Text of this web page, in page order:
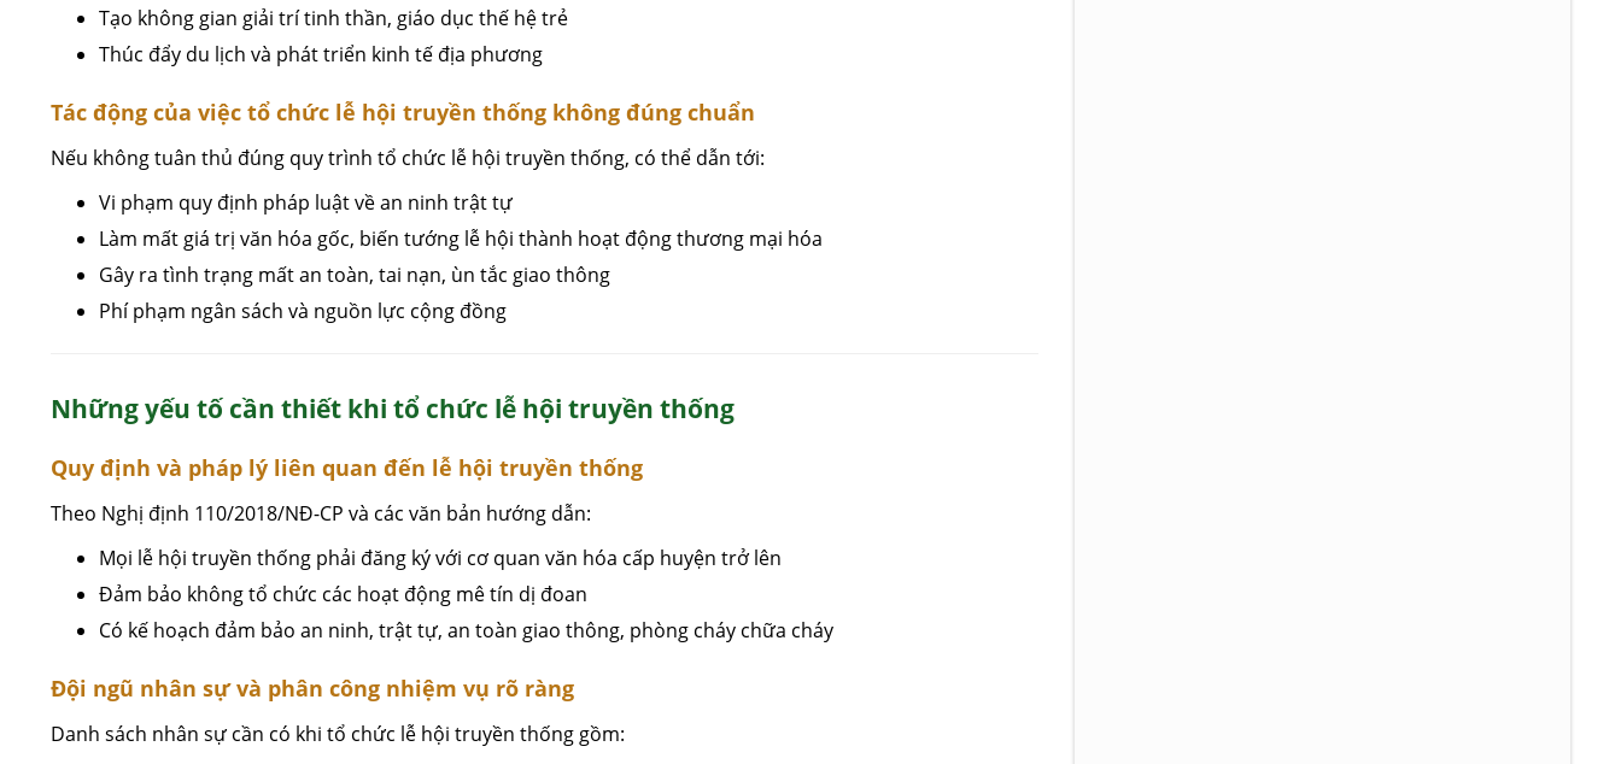
Tạo không gian giải trí tinh thần, giáo dục thế hệ trẻ
Thúc đẩy du lịch và phát triển kinh tế địa phương
Tác động của việc tổ chức lễ hội truyền thống không đúng chuẩn
Nếu không tuân thủ đúng quy trình tổ chức lễ hội truyền thống, có thể dẫn tới:
Vi phạm quy định pháp luật về an ninh trật tự
Làm mất giá trị văn hóa gốc, biến tướng lễ hội thành hoạt động thương mại hóa
Gây ra tình trạng mất an toàn, tai nạn, ùn tắc giao thông
Phí phạm ngân sách và nguồn lực cộng đồng
Những yếu tố cần thiết khi tổ chức lễ hội truyền thống
Quy định và pháp lý liên quan đến lễ hội truyền thống
Theo Nghị định 110/2018/NĐ-CP và các văn bản hướng dẫn:
Mọi lễ hội truyền thống phải đăng ký với cơ quan văn hóa cấp huyện trở lên
Đảm bảo không tổ chức các hoạt động mê tín dị đoan
Có kế hoạch đảm bảo an ninh, trật tự, an toàn giao thông, phòng cháy chữa cháy
Đội ngũ nhân sự và phân công nhiệm vụ rõ ràng
Danh sách nhân sự cần có khi tổ chức lễ hội truyền thống gồm: